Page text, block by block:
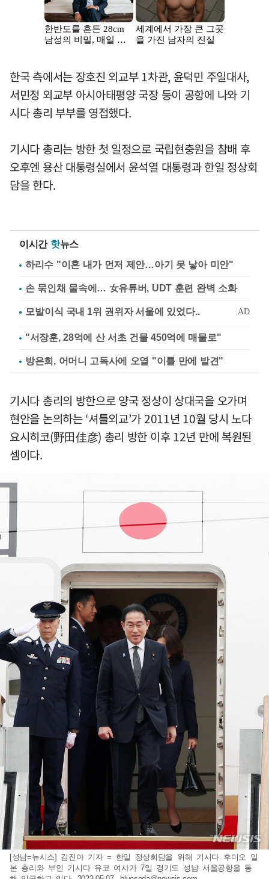
한국 측에서는 장호진 외교부 1차관, 윤덕민 주일대사,
서민정 외교부 아시아태평양 국장 등이 공항에 나와 기
시다 총리 부부를 영접했다.
기시다 총리는 방한 첫 일정으로 국립현충원을 참배 후
오후엔 용산 대통령실에서 윤석열 대통령과 한일 정상회
담을 한다.
이시간 핫뉴스
하리수 "이혼 내가 먼저 제안…아기 못 낳아 미안"
손 묶인채 물속에… 女유튜버, UDT 훈련 완벽 소화
"서장훈, 28억에 산 서초 건물 450억에 매물로"
방은희, 어머니 고독사에 오열 "이틀 만에 발견"
기시다 총리의 방한으로 양국 정상이 상대국을 오가며
현안을 논의하는 ‘셔틀외교’가 2011년 10월 당시 노다
요시히코(野田佳彦) 총리 방한 이후 12년 만에 복원된
셈이다.
[성남=뉴시스] 김진아 기자 = 한일 정상회담을 위해 기시다 후미오 일
본 총리와 부인 기시다 유코 여사가 7일 경기도 성남 서울공항을 통